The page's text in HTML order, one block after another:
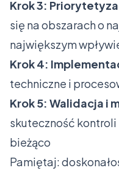
Krok 3:
się na obszarach o
największym
Krok 4:
techniczne i
Krok 5: Walidacja i
skuteczność kontroli
bieżąco
Pamiętaj: